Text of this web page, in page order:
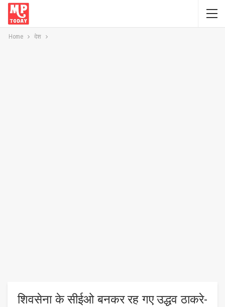
Home देश
शिवसेना के सीईओ बनकर रह गए उद्धव ठाकरे-